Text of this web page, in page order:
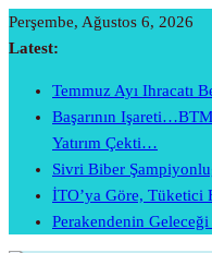
Skip
To
Perşembe, Ağustos 6, 2026
Latest:
Temmuz Ayı Ihracatı
Başarının
Yatırım Çekti…
Sivri Biber
İTO’ya Göre, Tüketici
Perakendenin Geleceği